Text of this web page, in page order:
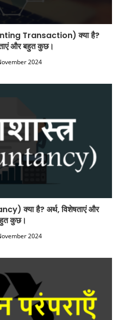
Transaction) क्या है?
और बहुत कुछ।
2024
क्या है? अर्थ, विशेषताएं और
कुछ।
2024